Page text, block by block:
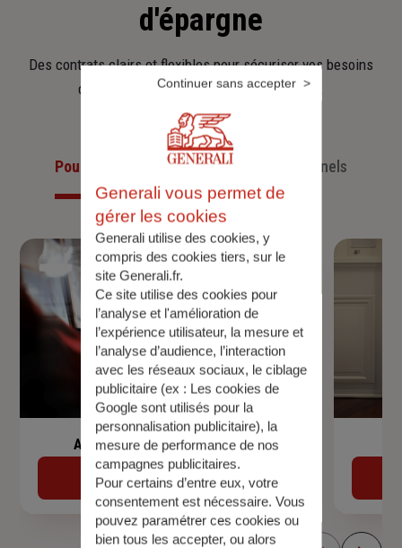
d'épargne
Des contrats clairs et flexibles pour sécuriser vos besoins
d’aujourd’hui et anticiper ceux de demain.
Pour les particuliersPour les professionnels
Assurance de prêt immobilier
Découvrir
Generali vous permet de
gérer les cookies
Generali utilise des cookies, y
compris des cookies tiers, sur le
site Generali.fr.
Ce site utilise des cookies pour
l’analyse et l'amélioration de
l’expérience utilisateur, la mesure et
l’analyse d’audience, l’interaction
avec les réseaux sociaux, le ciblage
publicitaire (ex : Les cookies de
Google sont utilisés pour la
personnalisation publicitaire), la
mesure de performance de nos
campagnes publicitaires.
Pour certains d’entre eux, votre
consentement est nécessaire. Vous
pouvez paramétrer ces cookies ou
bien tous les accepter, ou alors
Continuer sans accepter